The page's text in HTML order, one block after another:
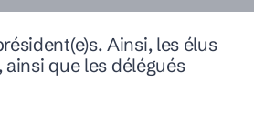
URBANISME
Ainsi, les élus
que les délégués